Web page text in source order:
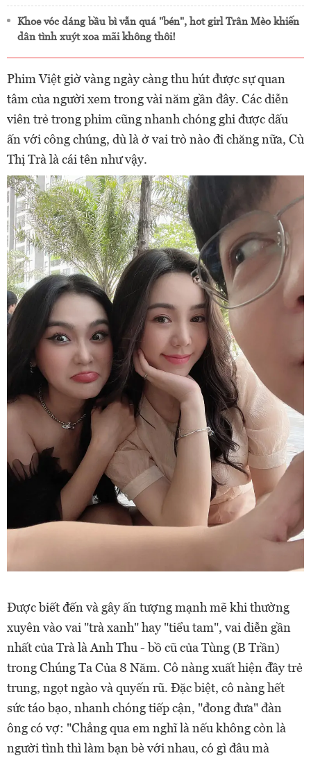
Khoe vóc dáng bầu bì vẫn quá "bén", hot girl Trân Mèo khiến
dân tình xuýt xoa mãi không thôi!
Phim Việt giờ vàng ngày càng thu hút được sự quan
tâm của người xem trong vài năm gần đây. Các diễn
viên trẻ trong phim cũng nhanh chóng ghi được dấu
ấn với công chúng, dù là ở vai trò nào đi chăng nữa, Cù
Thị Trà là cái tên như vậy.
Được biết đến và gây ấn tượng mạnh mẽ khi thường
xuyên vào vai "trà xanh" hay "tiểu tam", vai diễn gần
nhất của Trà là Anh Thu - bồ cũ của Tùng (B Trần)
trong Chúng Ta Của 8 Năm. Cô nàng xuất hiện đầy trẻ
trung, ngọt ngào và quyến rũ. Đặc biệt, cô nàng hết
sức táo bạo, nhanh chóng tiếp cận, "đong đưa" đàn
ông có vợ: "Chẳng qua em nghĩ là nếu không còn là
người tình thì làm bạn bè với nhau, có gì đâu mà